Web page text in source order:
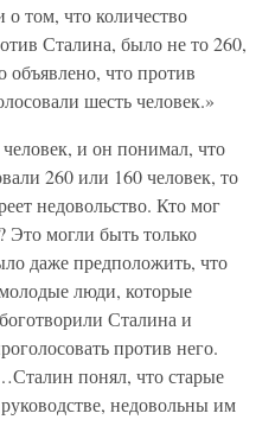
том, что количество
Сталина, было не то 260,
объявлено, что против
шесть человек.»
и он понимал, что
260 или 160 человек, то
недовольство. Кто мог
Это могли быть только
даже предположить, что
люди, которые
Сталина и
против него.
понял, что старые
недовольны им